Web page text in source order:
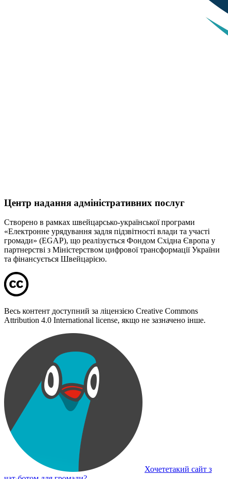
Центр надання адміністративних послуг
Створено в рамках швейцарсько-української програми
«Електронне урядування задля підзвітності влади та участі
громади» (EGAP), що реалізується Фондом Східна Європа у
партнерстві з Міністерством цифрової трансформації України
та фінансується Швейцарією.
Весь контент доступний за ліцензією Creative Commons
Attribution 4.0 International license, якщо не зазначено інше.
Хочететакий сайт з